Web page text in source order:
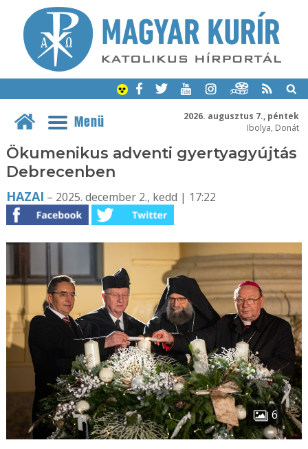
2026. augusztus 7., péntek
Ibolya, Donát
Menü
Ökumenikus adventi gyertyagyújtás
Debrecenben
HAZAI – 2025. december 2., kedd | 17:22
6